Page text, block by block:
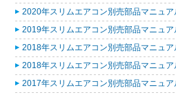
2020年スリムエアコン別売部品マニュ
2019年スリムエアコン別売部品マニュ
2018年スリムエアコン別売部品マニュ
2018年スリムエアコン別売部品マニュ
2017年スリムエアコン別売部品マニュ